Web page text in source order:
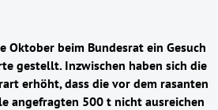
Oktober beim Bundesrat ein Gesuch
gestellt. Inzwischen haben sich die
erhöht, dass die vor dem rasanten
angefragten 500 t nicht ausreichen